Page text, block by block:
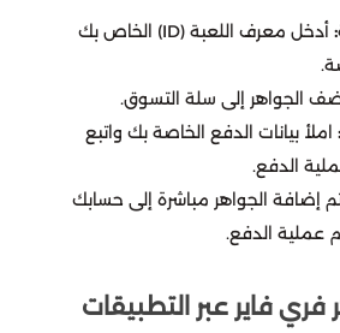
أدخل معرف اللعبة (ID) الخاص بك
الجواهر إلى سلة التسوق.
املأ بيانات الدفع الخاصة بك واتبع
الدفع.
إضافة الجواهر مباشرة إلى حسابك
عملية الدفع.